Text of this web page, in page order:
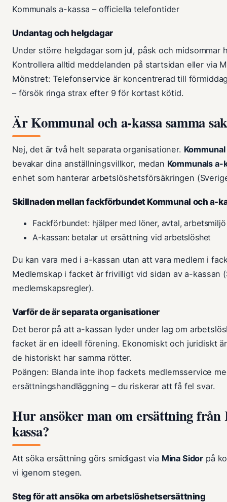
Kommunals a-kassa – officiella telefontider
Undantag och helgdagar
Under större helgdagar som jul, påsk och midsommar
Kontrollera alltid meddelanden på startsidan eller via
Mönstret: Telefonservice är koncentrerad till
– försök ringa strax efter 9 för kortast kötid.
Är Kommunal och a-kassa samma
Nej, det är två helt separata organisationer. Kommunal
bevakar dina anställningsvillkor, medan Kommunals a-
enhet som hanterar arbetslöshetsförsäkringen
Skillnaden mellan fackförbundet Kommunal och a-
Fackförbundet: hjälper med löner, avtal, arbetsmiljö
A-kassan: betalar ut ersättning vid arbetslöshet
Du kan vara med i a-kassan utan att vara medlem i
Medlemskap i facket är frivilligt vid sidan av a-kassan
medlemskapsregler).
Varför de är separata organisationer
Det beror på att a-kassan lyder under lag om
facket är en ideell förening. Ekonomiskt och juridiskt
de historiskt har samma rötter.
Poängen: Blanda inte ihop fackets medlemsservice
ersättningshandläggning – du riskerar att få fel svar.
Hur ansöker man om ersättning från
kassa?
Att söka ersättning görs smidigast via Mina Sidor på
vi igenom stegen.
Steg för att ansöka om arbetslöshetsersättning